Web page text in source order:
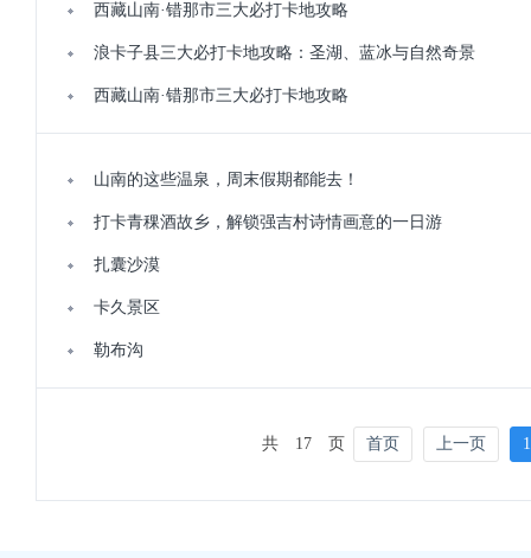
西藏山南·错那市三大必打卡地攻略
浪卡子县三大必打卡地攻略：圣湖、蓝冰与自然奇景
西藏山南·错那市三大必打卡地攻略
山南的这些温泉，周末假期都能去！
打卡青稞酒故乡，解锁强吉村诗情画意的一日游
扎囊沙漠
卡久景区
勒布沟
共 17 页 首页 上一页 1